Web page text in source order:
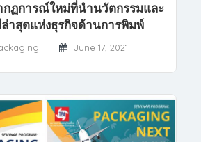
ากฏการณ์ใหม่ที่นำนวัตกรรมและ
ล่าสุดแห่งธุรกิจด้านการพิมพ์
June 17, 2021